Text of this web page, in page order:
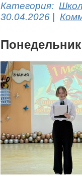
Категория:
30.04.2026